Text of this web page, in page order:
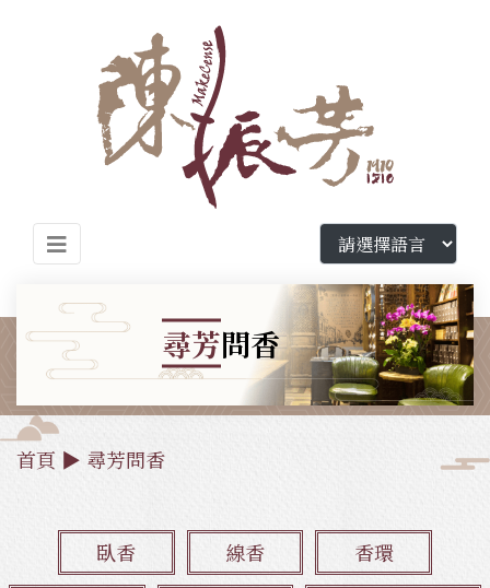
尋芳問香
首頁 ▶ 尋芳問香
臥香 線香
香環